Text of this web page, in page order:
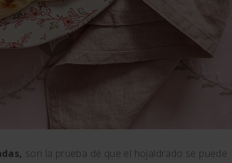
son la prueba de que el hojaldrado se puede